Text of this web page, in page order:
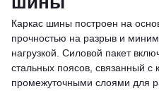
Каркас шины построен на
прочностью на разрыв и
нагрузкой. Силовой пакет
стальных поясов, связанный
промежуточными слоями для